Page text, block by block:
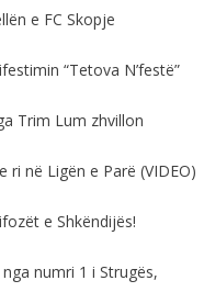
e FC Skopje
“Tetova N’festë”
Trim Lum zhvillon
ri në Ligën e Parë (VIDEO)
e Shkëndijës!
numri 1 i Strugës,